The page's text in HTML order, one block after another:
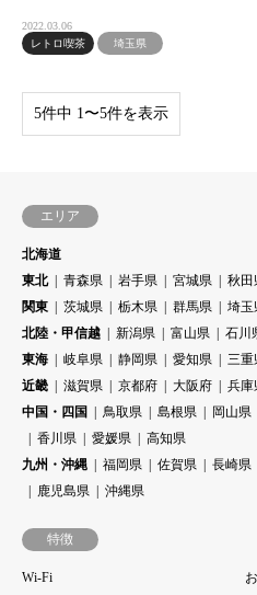
2022.03.06
レトロ喫茶
埼玉県
5件中 1〜5件を表示
エリア
北海道
東北
青森県 岩手県 宮城県 秋田
関東
茨城県 栃木県 群馬県 埼玉
北陸・甲信越
新潟県 富山県 石川
東海
岐阜県 静岡県 愛知県
三重
近畿
滋賀県 京都府 大阪府 兵庫
中国・四国
鳥取県 島根県 岡山県
香川県
愛媛県
高知県
九州・沖縄
福岡県 佐賀県 長崎県
鹿児島県
沖縄県
特徴
Wi-Fi